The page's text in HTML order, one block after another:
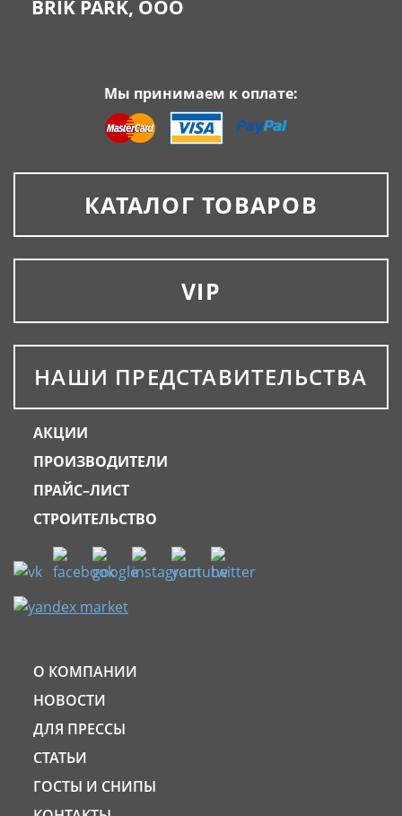
BRIK PARK, OOO
Мы принимаем к оплате:
КАТАЛОГ ТОВАРОВ
VIP
НАШИ ПРЕДСТАВИТЕЛЬСТВА
АКЦИИ
ПРОИЗВОДИТЕЛИ
ПРАЙС–ЛИСТ
СТРОИТЕЛЬСТВО
О КОМПАНИИ
НОВОСТИ
ДЛЯ ПРЕССЫ
СТАТЬИ
ГОСТЫ И СНИПЫ